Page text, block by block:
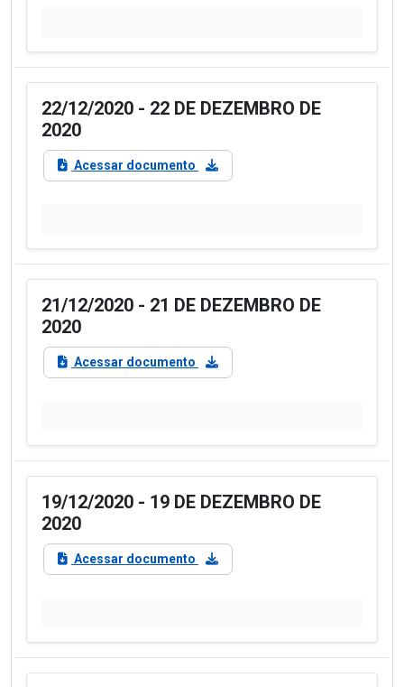
22/12/2020 - 22 DE DEZEMBRO DE
2020
Acessar documento
21/12/2020 - 21 DE DEZEMBRO DE
2020
Acessar documento
19/12/2020 - 19 DE DEZEMBRO DE
2020
Acessar documento